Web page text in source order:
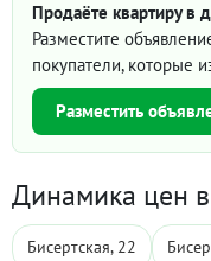
Продаёте квартиру в
Разместите
покупатели, которые
Разместить
Динамика цен
Бисертская, 22